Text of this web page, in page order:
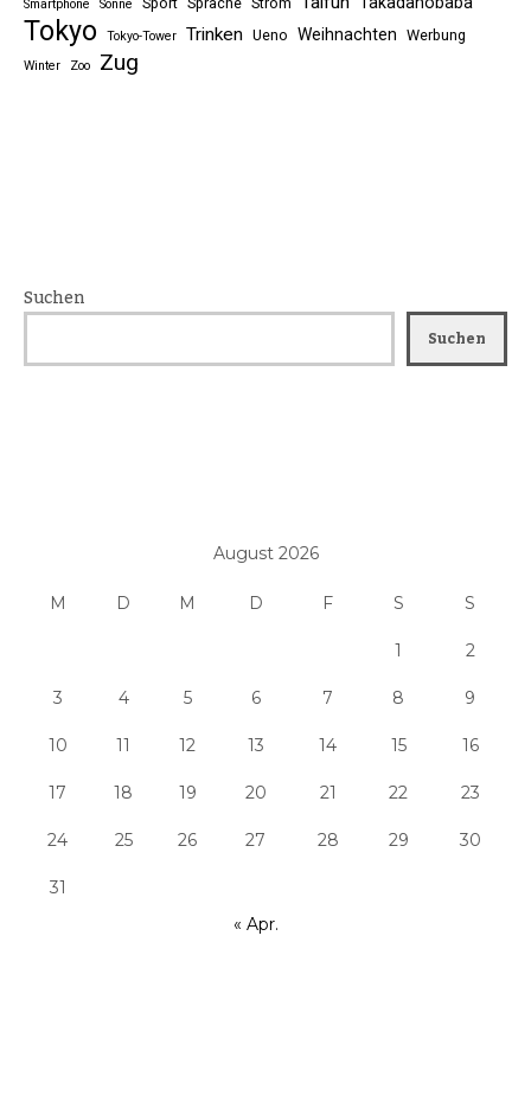
Smartphone Sonne
Tokyo Tokyo-Tower Trinken Ueno Weihnachten Werbung
Winter Zoo Zug
Suchen
Suchen
August 2026
M D M D F S S
1 2
3 4 5 6 7 8 9
10 11 12 13 14 15 16
17 18 19 20 21 22 23
24 25 26 27 28 29 30
31
« Apr.